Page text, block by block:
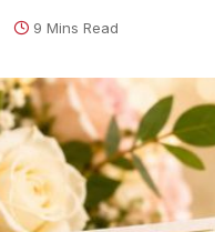
9 Mins Read